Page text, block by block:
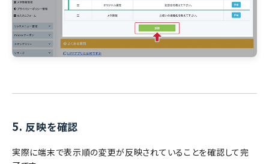
5. 反映を確認
実際に端末で表示順の変更が反映されていることを確認して完